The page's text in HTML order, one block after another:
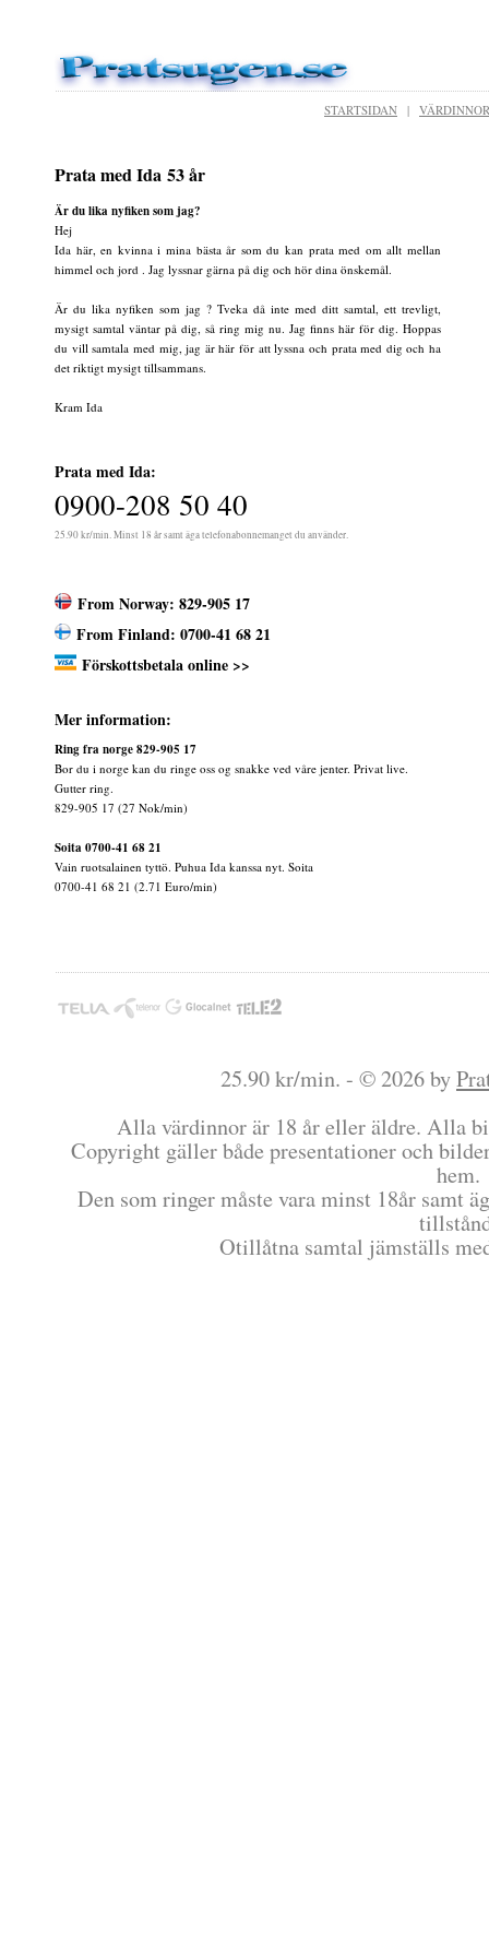
STARTSIDAN | VÄRDINNOR
Prata med Ida 53 år
Är du lika nyfiken som jag?
Hej
Ida här, en kvinna i mina bästa år som du kan prata med om allt mellan
himmel och jord . Jag lyssnar gärna på dig och hör dina önskemål.
Är du lika nyfiken som jag ? Tveka då inte med ditt samtal, ett trevligt,
mysigt samtal väntar på dig, så ring mig nu. Jag finns här för dig. Hoppas
du vill samtala med mig, jag är här för att lyssna och prata med dig och ha
det riktigt mysigt tillsammans.
Kram Ida
Prata med Ida:
0900-208 50 40
25.90 kr/min. Minst 18 år samt äga telefonabonnemanget du använder.
From Norway: 829-905 17
From Finland: 0700-41 68 21
Förskottsbetala online >>
Mer information:
Ring fra norge 829-905 17
Bor du i norge kan du ringe oss og snakke ved våre jenter. Privat live.
Gutter ring.
829-905 17 (27 Nok/min)
Soita 0700-41 68 21
Vain ruotsalainen tyttö. Puhua Ida kanssa nyt. Soita
0700-41 68 21 (2.71 Euro/min)
25.90 kr/min. - © 2026 by
Alla värdinnor är 18 år eller äldre. Alla
Copyright gäller både presentationer och
hem.
Den som ringer måste vara minst 18år samt
Otillåtna samtal jämställs